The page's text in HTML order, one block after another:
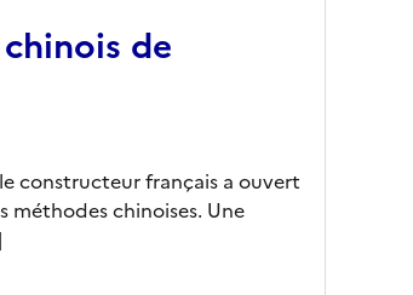
de
constructeur français a ouvert
méthodes chinoises. Une